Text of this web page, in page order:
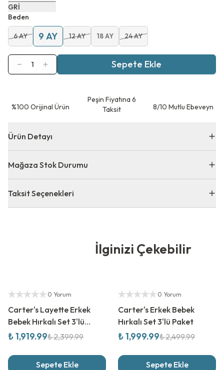
GRİ
Beden
6 AY 9 AY 12 AY 18 AY 24 AY
1 Sepete Ekle
⁠%100 Orijinal Ürün
Peşin Fiyatına 6
Taksit
8/10 Mutlu Ebeveyn
Ürün Detayı
Mağaza Stok Durumu
Taksit Seçenekleri
İlginizi Çekebilir
Yetkili Satıcı
0 Yorum
Carter's Layette Erkek
Bebek Hırkalı Set 3'lü
Paket
₺ 1,919.99₺ 2,399.99
Sepete Ekle
Yetkili Satıcı
0 Yorum
Carter's Erkek Bebek
Hırkalı Set 3'lü Paket
₺ 1,999.99₺ 2,499.99
Sepete Ekle